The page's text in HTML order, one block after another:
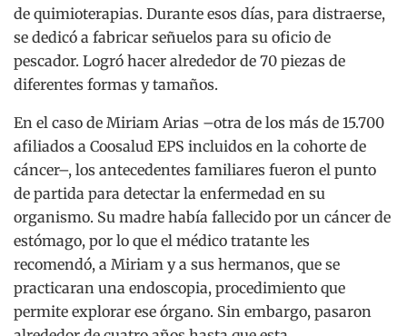
de quimioterapias. Durante esos días, para distraerse,
se dedicó a fabricar señuelos para su oficio de
pescador. Logró hacer alrededor de 70 piezas de
diferentes formas y tamaños.
En el caso de Miriam Arias –otra de los más de 15.700
afiliados a Coosalud EPS incluidos en la cohorte de
cáncer–, los antecedentes familiares fueron el punto
de partida para detectar la enfermedad en su
organismo. Su madre había fallecido por un cáncer de
estómago, por lo que el médico tratante les
recomendó, a Miriam y a sus hermanos, que se
practicaran una endoscopia, procedimiento que
permite explorar ese órgano. Sin embargo, pasaron